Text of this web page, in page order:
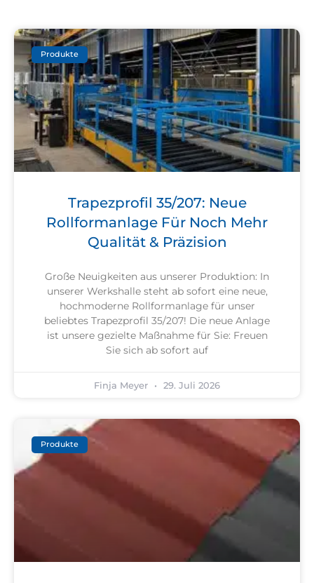
Produkte
Trapezprofil 35/207: Neue
Rollformanlage Für Noch Mehr
Qualität & Präzision
Große Neuigkeiten aus unserer Produktion: In
unserer Werkshalle steht ab sofort eine neue,
hochmoderne Rollformanlage für unser
beliebtes Trapezprofil 35/207! Die neue Anlage
ist unsere gezielte Maßnahme für Sie: Freuen
Sie sich ab sofort auf
Finja Meyer 29. Juli 2026
Produkte